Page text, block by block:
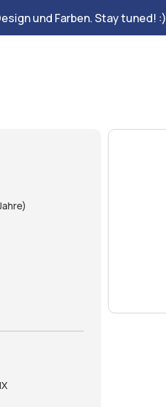
und Farben. Stay tuned! :)